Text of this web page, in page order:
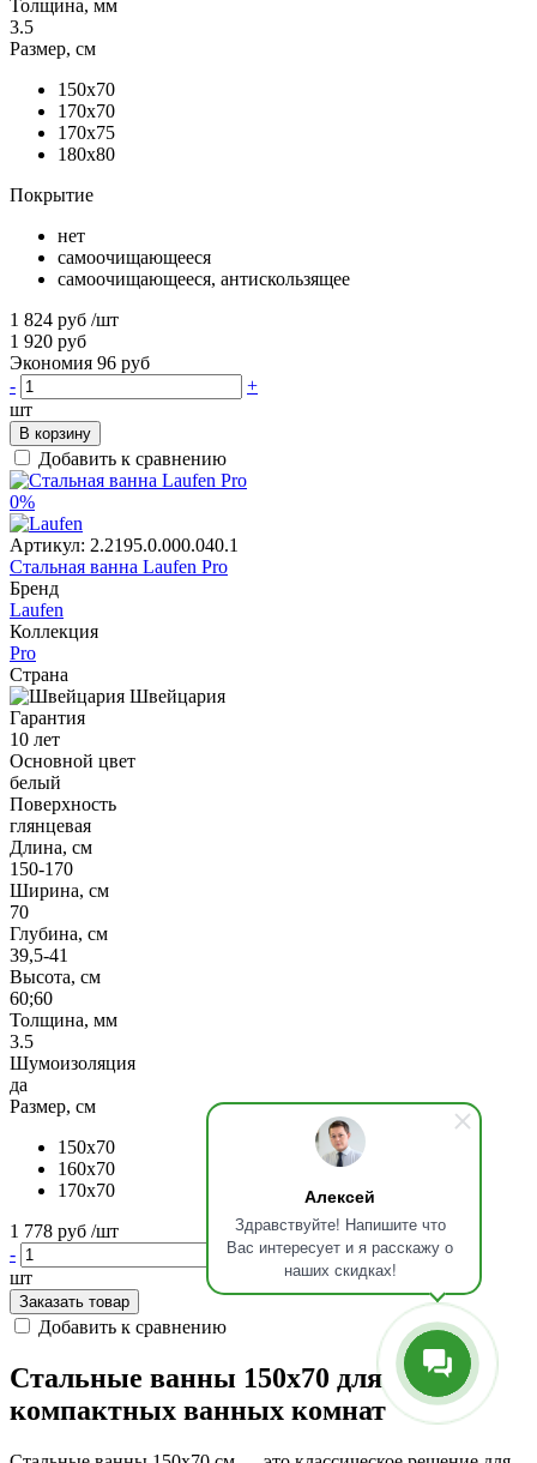
Алексей
Здравствуйте! Напишите что
Вас интересует и я расскажу о
наших скидках!
Толщина, мм
3.5
Размер, см
150x70
170x70
170x75
180x80
Покрытие
нет
самоочищающееся
самоочищающееся, антискользящее
1 824 руб /шт
1 920 руб
Экономия 96 руб
-
+
шт
В корзину
Добавить к сравнению
0%
Артикул: 2.2195.0.000.040.1
Стальная ванна Laufen Pro
Бренд
Laufen
Коллекция
Pro
Страна
Швейцария
Гарантия
10 лет
Основной цвет
белый
Поверхность
глянцевая
Длина, см
150-170
Ширина, см
70
Глубина, см
39,5-41
Высота, см
60;60
Толщина, мм
3.5
Шумоизоляция
да
Размер, см
150x70
160x70
170x70
1 778 руб /шт
-
+
шт
Заказать товар
Добавить к сравнению
Стальные ванны 150x70 для
компактных ванных комнат